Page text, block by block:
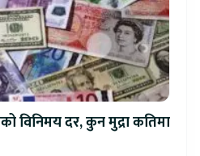
विनिमय दर, कुन मुद्रा कतिमा